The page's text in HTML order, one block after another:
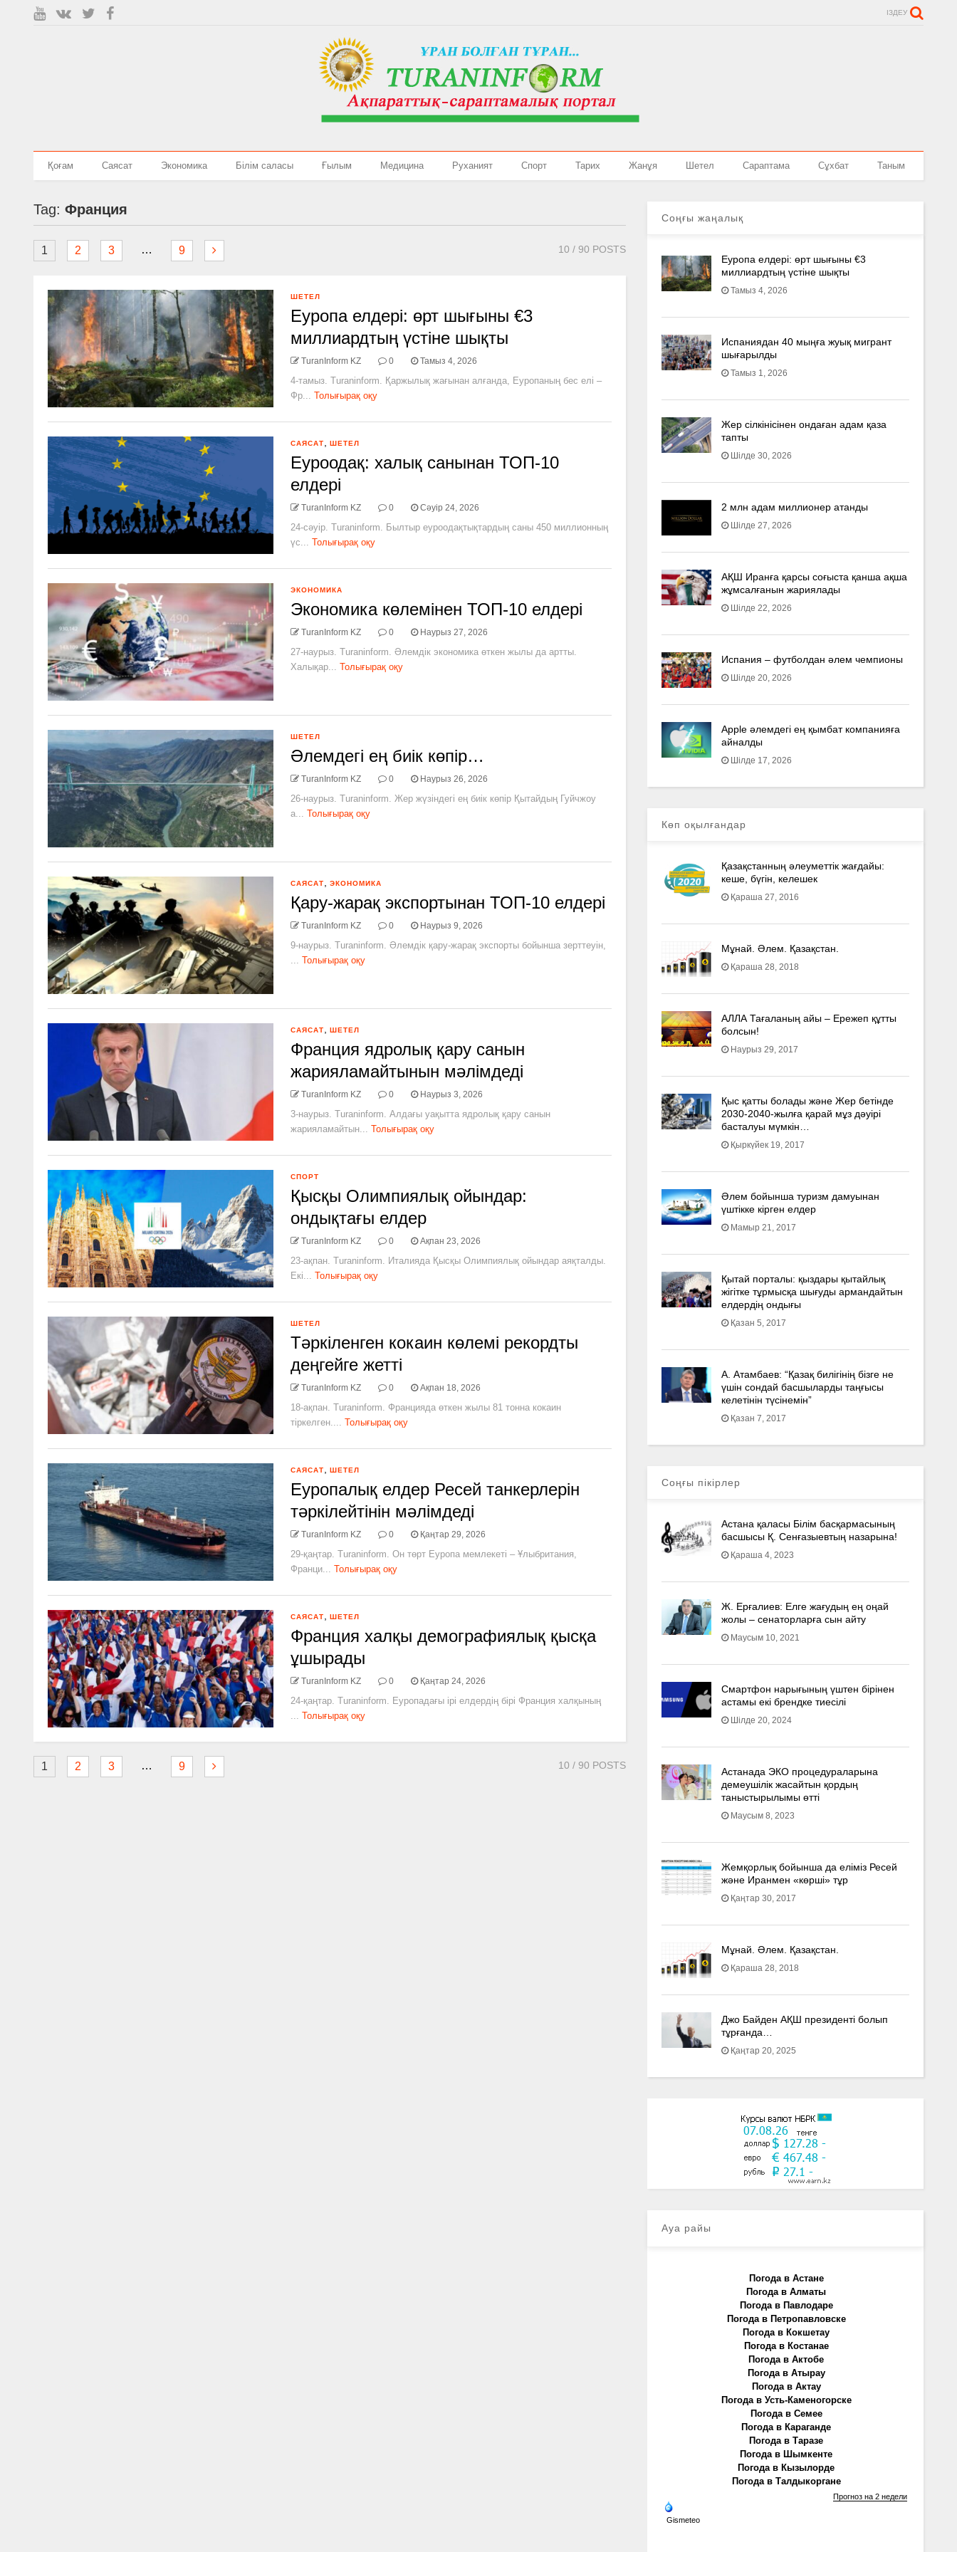
ІЗДЕУ
Қоғам Саясат Экономика Білім саласы Ғылым Медицина Руханият Спорт Тарих Жанұя Шетел Сараптама Сұхбат Таным
Tag:Франция
1 2 3 … 9 10 / 90 POSTS
ШЕТЕЛ
Еуропа елдері: өрт шығыны €3
миллиардтың үстіне шықты
TuranInform KZ 0 Тамыз 4, 2026
4-тамыз. Turaninform. Қаржылық жағынан алғанда, Еуропаның бес елі –
Фр... Толығырақ оқу
САЯСАТ ШЕТЕЛ
Еуроодақ: халық санынан ТОП-10
елдері
TuranInform KZ 0 Сәуір 24, 2026
24-сәуір. Turaninform. Былтыр еуроодақтықтардың саны 450 миллионның
үс... Толығырақ оқу
ЭКОНОМИКА
Экономика көлемінен ТОП-10 елдері
TuranInform KZ 0 Наурыз 27, 2026
27-наурыз. Turaninform. Әлемдік экономика өткен жылы да артты.
Халықар... Толығырақ оқу
ШЕТЕЛ
Әлемдегі ең биік көпір…
TuranInform KZ 0 Наурыз 26, 2026
26-наурыз. Turaninform. Жер жүзіндегі ең биік көпір Қытайдың Гуйчжоу
а... Толығырақ оқу
САЯСАТ ЭКОНОМИКА
Қару-жарақ экспортынан ТОП-10 елдері
TuranInform KZ 0 Наурыз 9, 2026
9-наурыз. Turaninform. Әлемдік қару-жарақ экспорты бойынша зерттеуін,
... Толығырақ оқу
САЯСАТ ШЕТЕЛ
Франция ядролық қару санын
жарияламайтынын мәлімдеді
TuranInform KZ 0 Наурыз 3, 2026
3-наурыз. Turaninform. Алдағы уақытта ядролық қару санын
жарияламайтын... Толығырақ оқу
СПОРТ
Қысқы Олимпиялық ойындар:
ондықтағы елдер
TuranInform KZ 0 Ақпан 23, 2026
23-ақпан. Turaninform. Италияда Қысқы Олимпиялық ойындар аяқталды.
Екі... Толығырақ оқу
ШЕТЕЛ
Тәркіленген кокаин көлемі рекордты
деңгейге жетті
TuranInform KZ 0 Ақпан 18, 2026
18-ақпан. Turaninform. Францияда өткен жылы 81 тонна кокаин
тіркелген.... Толығырақ оқу
САЯСАТ ШЕТЕЛ
Еуропалық елдер Ресей танкерлерін
тәркілейтінін мәлімдеді
TuranInform KZ 0 Қаңтар 29, 2026
29-қаңтар. Turaninform. Он төрт Еуропа мемлекеті – Ұлыбритания,
Франци... Толығырақ оқу
САЯСАТ ШЕТЕЛ
Франция халқы демографиялық қысқа
ұшырады
TuranInform KZ 0 Қаңтар 24, 2026
24-қаңтар. Turaninform. Еуропадағы ірі елдердің бірі Франция халқының
... Толығырақ оқу
1 2 3 … 9 10 / 90 POSTS
Соңғы жаңалық
Еуропа елдері: өрт шығыны €3
миллиардтың үстіне шықты
Тамыз 4, 2026
Испаниядан 40 мыңға жуық мигрант
шығарылды
Тамыз 1, 2026
Жер сілкінісінен ондаған адам қаза
тапты
Шілде 30, 2026
2 млн адам миллионер атанды
Шілде 27, 2026
АҚШ Иранға қарсы соғыста қанша ақша
жұмсалғанын жариялады
Шілде 22, 2026
Испания – футболдан әлем чемпионы
Шілде 20, 2026
Apple әлемдегі ең қымбат компанияға
айналды
Шілде 17, 2026
Көп оқылғандар
Қазақстанның әлеуметтік жағдайы:
кеше, бүгін, келешек
Қараша 27, 2016
Мұнай. Әлем. Қазақстан.
Қараша 28, 2018
АЛЛА Тағаланың айы – Ережеп құтты
болсын!
Наурыз 29, 2017
Қыс қатты болады және Жер бетінде
2030-2040­-жылға қарай мұз дәуірі
басталуы мүмкін…
Қыркүйек 19, 2017
Әлем бойынша туризм дамуынан
үштікке кірген елдер
Мамыр 21, 2017
Қытай порталы: қыздары қытайлық
жігітке тұрмысқа шығуды армандайтын
елдердің ондығы
Қазан 5, 2017
А. Атамбаев: “Қазақ билігінің бізге не
үшін сондай басшыларды таңғысы
келетінін түсінемін”
Қазан 7, 2017
Соңғы пікірлер
Астана қаласы Білім басқармасының
басшысы Қ. Сенғазыевтың назарына!
Қараша 4, 2023
Ж. Ерғалиев: Елге жағудың ең оңай
жолы – сенаторларға сын айту
Маусым 10, 2021
Смартфон нарығының үштен бірінен
астамы екі брендке тиесілі
Шілде 20, 2024
Астанада ЭКО процедураларына
демеушілік жасайтын қордың
таныстырылымы өтті
Маусым 8, 2023
Жемқорлық бойынша да еліміз Ресей
және Иранмен «көрші» тұр
Қаңтар 30, 2017
Мұнай. Әлем. Қазақстан.
Қараша 28, 2018
Джо Байден АҚШ президенті болып
тұрғанда…
Қаңтар 20, 2025
Ауа райы
Погода в Астане
Погода в Алматы
Погода в Павлодаре
Погода в Петропавловске
Погода в Кокшетау
Погода в Костанае
Погода в Актобе
Погода в Атырау
Погода в Актау
Погода в Усть-Каменогорске
Погода в Семее
Погода в Караганде
Погода в Таразе
Погода в Шымкенте
Погода в Кызылорде
Погода в Талдыкоргане
Gismeteo
Прогноз на 2 недели